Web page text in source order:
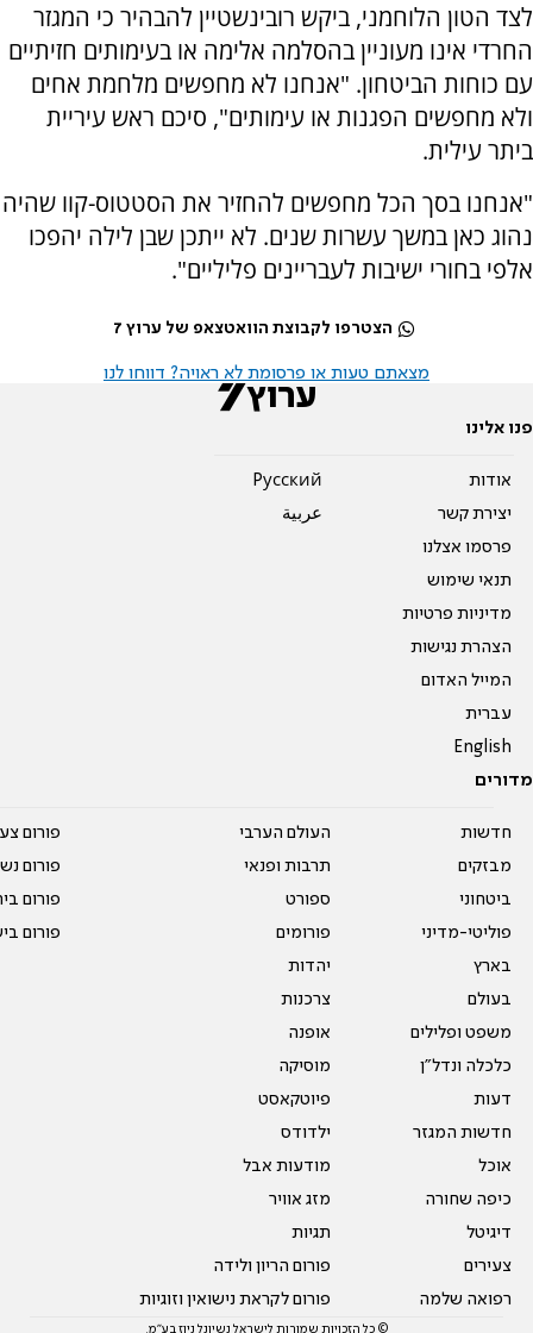
לצד הטון הלוחמני, ביקש רובינשטיין להבהיר כי המגזר
החרדי אינו מעוניין בהסלמה אלימה או בעימותים חזיתיים
עם כוחות הביטחון. "אנחנו לא מחפשים מלחמת אחים
ולא מחפשים הפגנות או עימותים", סיכם ראש עיריית
ביתר עילית.
"אנחנו בסך הכל מחפשים להחזיר את הסטטוס-קוו שהיה
נהוג כאן במשך עשרות שנים. לא ייתכן שבן לילה יהפכו
אלפי בחורי ישיבות לעבריינים פליליים".
הצטרפו לקבוצת הוואטצאפ של ערוץ 7
מצאתם טעות או פרסומת לא ראויה? דווחו לנו
פנו אלינו
אודות
יצירת קשר
פרסמו אצלנו
תנאי שימוש
מדיניות פרטיות
הצהרת נגישות
המייל האדום
עברית
English
Pусский
عربية
מדורים
חדשות
מבזקים
ביטחוני
פוליטי-מדיני
בארץ
בעולם
משפט ופלילים
כלכלה ונדל"ן
דעות
חדשות המגזר
אוכל
כיפה שחורה
דיגיטל
צעירים
רפואה שלמה
העולם הערבי
תרבות ופנאי
ספורט
פורומים
יהדות
צרכנות
אופנה
מוסיקה
פיוטקאסט
ילדודס
מודעות אבל
מזג אוויר
תגיות
פורום הריון ולידה
פורום לקראת נישואין וזוגיות
פורום
פורום
פורום
פורום
© כל הזכויות שמורות לישראל נשיונל ניוז בע"מ.